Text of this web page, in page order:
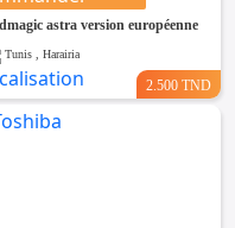
astra version européenne
Tunis , Harairia
2.500 TND